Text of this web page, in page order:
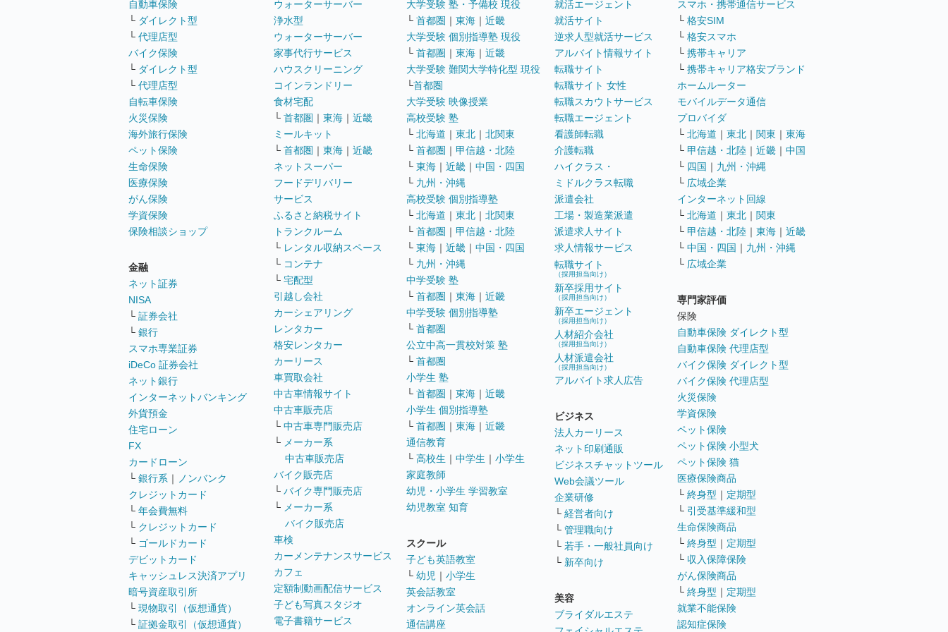
自動車保険
└ ダイレクト型
└ 代理店型
バイク保険
└ ダイレクト型
└ 代理店型
自転車保険
火災保険
海外旅行保険
ペット保険
生命保険
医療保険
がん保険
学資保険
保険相談ショップ
金融
ネット証券
NISA
└ 証券会社
└ 銀行
スマホ専業証券
iDeCo 証券会社
ネット銀行
インターネットバンキング
外貨預金
住宅ローン
FX
カードローン
└ 銀行系 ｜
ノンバンク
クレジットカード
└ 年会費無料
└ クレジットカード
└ ゴールドカード
デビットカード
キャッシュレス決済アプリ
暗号資産取引所
└ 現物取引（仮想通貨）
└ 証拠金取引（仮想通貨）
ウォーターサーバー
浄水型
ウォーターサーバー
家事代行サービス
ハウスクリーニング
コインランドリー
食材宅配
└ 首都圏 ｜ 東海 ｜ 近畿
ミールキット
└ 首都圏 ｜ 東海 ｜ 近畿
ネットスーパー
フードデリバリー
サービス
ふるさと納税サイト
トランクルーム
└ レンタル収納スペース
└ コンテナ
└ 宅配型
引越し会社
カーシェアリング
レンタカー
格安レンタカー
カーリース
車買取会社
中古車情報サイト
中古車販売店
└ 中古車専門販売店
└ メーカー系
中古車販売店
バイク販売店
└ バイク専門販売店
└ メーカー系
バイク販売店
車検
カーメンテナンスサービス
カフェ
定額制動画配信サービス
子ども写真スタジオ
電子書籍サービス
大学受験 塾・予備校 現役
└ 首都圏 ｜ 東海 ｜ 近畿
大学受験 個別指導塾 現役
└ 首都圏 ｜ 東海 ｜ 近畿
大学受験 難関大学特化型 現役
└首都圏
大学受験 映像授業
高校受験 塾
└ 北海道 ｜ 東北 ｜ 北関東
└ 首都圏 ｜ 甲信越・北陸
└ 東海 ｜ 近畿 ｜ 中国・四国
└ 九州・沖縄
高校受験 個別指導塾
└ 北海道 ｜ 東北 ｜ 北関東
└ 首都圏 ｜ 甲信越・北陸
└ 東海 ｜ 近畿 ｜ 中国・四国
└ 九州・沖縄
中学受験 塾
└ 首都圏 ｜ 東海 ｜ 近畿
中学受験 個別指導塾
└ 首都圏
公立中高一貫校対策 塾
└ 首都圏
小学生 塾
└ 首都圏 ｜ 東海 ｜ 近畿
小学生 個別指導塾
└ 首都圏 ｜ 東海 ｜ 近畿
通信教育
└ 高校生 ｜ 中学生 ｜ 小学生
家庭教師
幼児・小学生 学習教室
幼児教室 知育
スクール
子ども英語教室
└ 幼児 ｜ 小学生
英会話教室
オンライン英会話
通信講座
就活エージェント
就活サイト
逆求人型就活サービス
アルバイト情報サイト
転職サイト
転職サイト 女性
転職スカウトサービス
転職エージェント
看護師転職
介護転職
ハイクラス・
ミドルクラス転職
派遣会社
工場・製造業派遣
派遣求人サイト
求人情報サービス
転職サイト
（採用担当向け）
新卒採用サイト
（採用担当向け）
新卒エージェント
（採用担当向け）
人材紹介会社
（採用担当向け）
人材派遣会社
（採用担当向け）
アルバイト求人広告
ビジネス
法人カーリース
ネット印刷通販
ビジネスチャットツール
Web会議ツール
企業研修
└ 経営者向け
└ 管理職向け
└ 若手・一般社員向け
└ 新卒向け
美容
ブライダルエステ
スマホ・携帯通信サービス
└ 格安SIM
└ 格安スマホ
└ 携帯キャリア
└ 携帯キャリア格安ブランド
ホームルーター
モバイルデータ通信
プロバイダ
└ 北海道 ｜ 東北 ｜ 関東 ｜ 東海
└ 甲信越・北陸 ｜ 近畿 ｜ 中国
└ 四国 ｜ 九州・沖縄
└ 広域企業
インターネット回線
└ 北海道 ｜ 東北 ｜ 関東
└ 甲信越・北陸 ｜ 東海 ｜ 近畿
└ 中国・四国 ｜ 九州・沖縄
└ 広域企業
専門家評価
保険
自動車保険 ダイレクト型
自動車保険 代理店型
バイク保険 ダイレクト型
バイク保険 代理店型
火災保険
学資保険
ペット保険
ペット保険 小型犬
ペット保険 猫
医療保険商品
└ 終身型 ｜ 定期型
└ 引受基準緩和型
生命保険商品
└ 終身型 ｜ 定期型
└ 収入保障保険
がん保険商品
└ 終身型 ｜ 定期型
就業不能保険
認知症保険